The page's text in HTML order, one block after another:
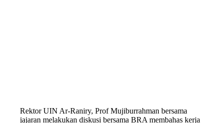
Rektor UIN Ar-Raniry, Prof Mujiburrahman bersama
jajaran melakukan diskusi bersama BRA membahas kerja